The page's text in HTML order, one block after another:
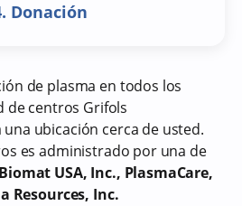
Donación
de plasma en todos los
de centros Grifols
ubicación cerca de usted.
es administrado por una de
Biomat USA, Inc., PlasmaCare,
Resources, Inc.